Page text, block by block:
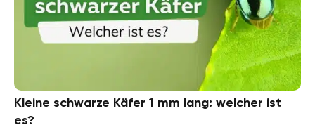
Kleine schwarze Käfer 1 mm lang: welcher ist
es?